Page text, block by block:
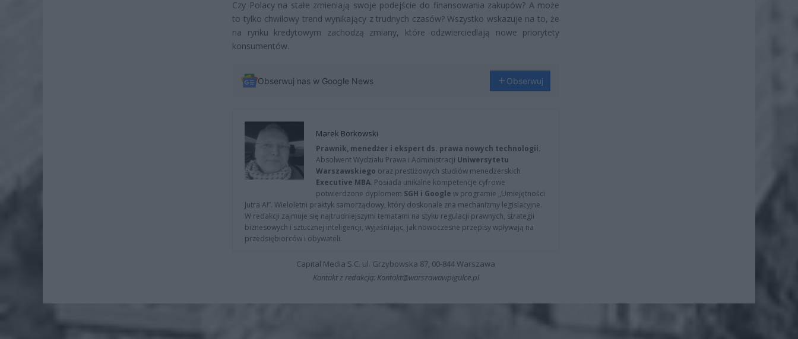
Czy Polacy na stałe zmieniają swoje podejście do finansowania zakupów? A może
to tylko chwilowy trend wynikający z trudnych czasów? Wszystko wskazuje na to, że
na rynku kredytowym zachodzą zmiany, które odzwierciedlają nowe priorytety
konsumentów.
Obserwuj nas w Google News Obserwuj
Marek Borkowski
Prawnik, menedżer i ekspert ds. prawa nowych technologii.
Absolwent Wydziału Prawa i Administracji Uniwersytetu
Warszawskiego oraz prestiżowych studiów menedżerskich
Executive MBA. Posiada unikalne kompetencje cyfrowe
potwierdzone dyplomem SGH i Google w programie „Umiejętności
Jutra AI”. Wieloletni praktyk samorządowy, który doskonale zna mechanizmy legislacyjne.
W redakcji zajmuje się najtrudniejszymi tematami na styku regulacji prawnych, strategii
biznesowych i sztucznej inteligencji, wyjaśniając, jak nowoczesne przepisy wpływają na
przedsiębiorców i obywateli.
Capital Media S.C. ul. Grzybowska 87, 00-844 Warszawa
Kontakt z redakcją: Kontakt@warszawawpigulce.pl